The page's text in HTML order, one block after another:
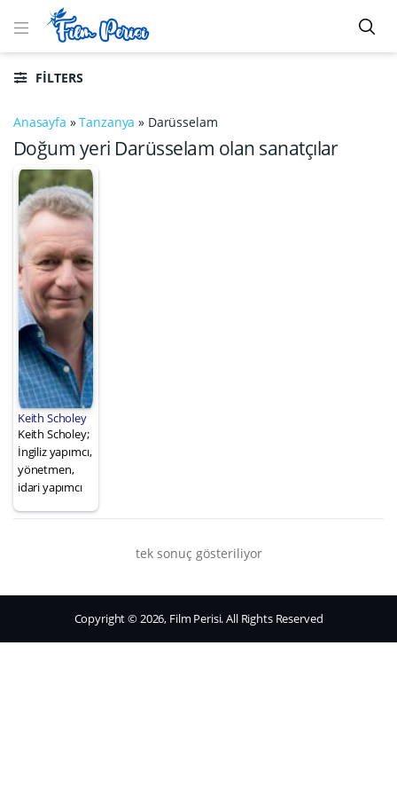
FILTERS
Anasayfa »Tanzanya » Darüsselam
Doğum yeri Darüsselam olan sanatçılar
Keith Scholey
Keith Scholey;
İngiliz yapımcı,
yönetmen,
idari yapımcı
tek sonuç gösteriliyor
Copyright © 2026, Film Perisi. All Rights Reserved